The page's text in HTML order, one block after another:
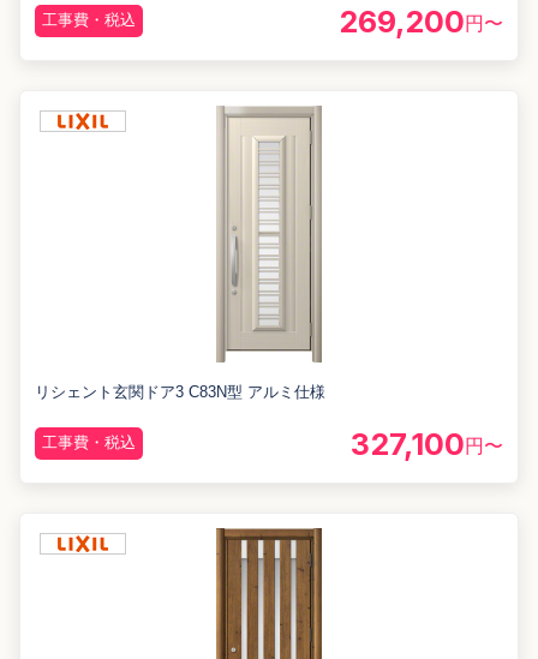
工事費・税込 269,200円〜
リシェント玄関ドア3 C83N型 アルミ仕様
工事費・税込 327,100円〜